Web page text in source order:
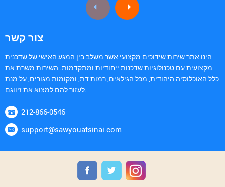
צור קשר
הינו אתר שירות שידוכים מקצועי אשר משלב בין המגע האישי של שדכנית
מקצועית עם טכנולוגיות שדכנות ייחודיות ומתקדמות. השירות משרת את
כלל האוכלוסיה היהודית, מכל הגילאים, רמות דת, ומקומות מגורים, על מנת
לעזור להם למצוא את זיווגם.
212-866-0546
support@sawyouatsinai.com